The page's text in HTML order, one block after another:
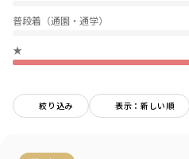
普段着（通園・通学）
★
絞り込み 表示：新しい順
お子さまの大切な日々に寄り添
・タックを入れてふんわりした袖
クセのないワンポイントデザイン